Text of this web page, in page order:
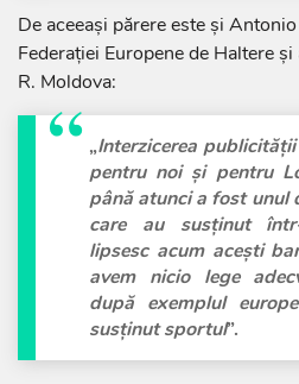
De aceeași părere este și
Federației Europene de Haltere
R. Moldova:
„Interzicerea
pentru noi și pentru
până atunci a fost
care au susținut
lipsesc acum acești
avem nicio lege
după exemplul
susținut sportul”.